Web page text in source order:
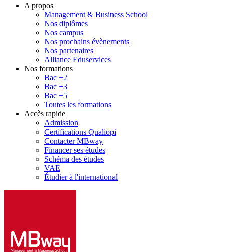
A propos
Management & Business School
Nos diplômes
Nos campus
Nos prochains évènements
Nos partenaires
Alliance Eduservices
Nos formations
Bac +2
Bac +3
Bac +5
Toutes les formations
Accès rapide
Admission
Certifications Qualiopi
Contacter MBway
Financer ses études
Schéma des études
VAE
Étudier à l'international